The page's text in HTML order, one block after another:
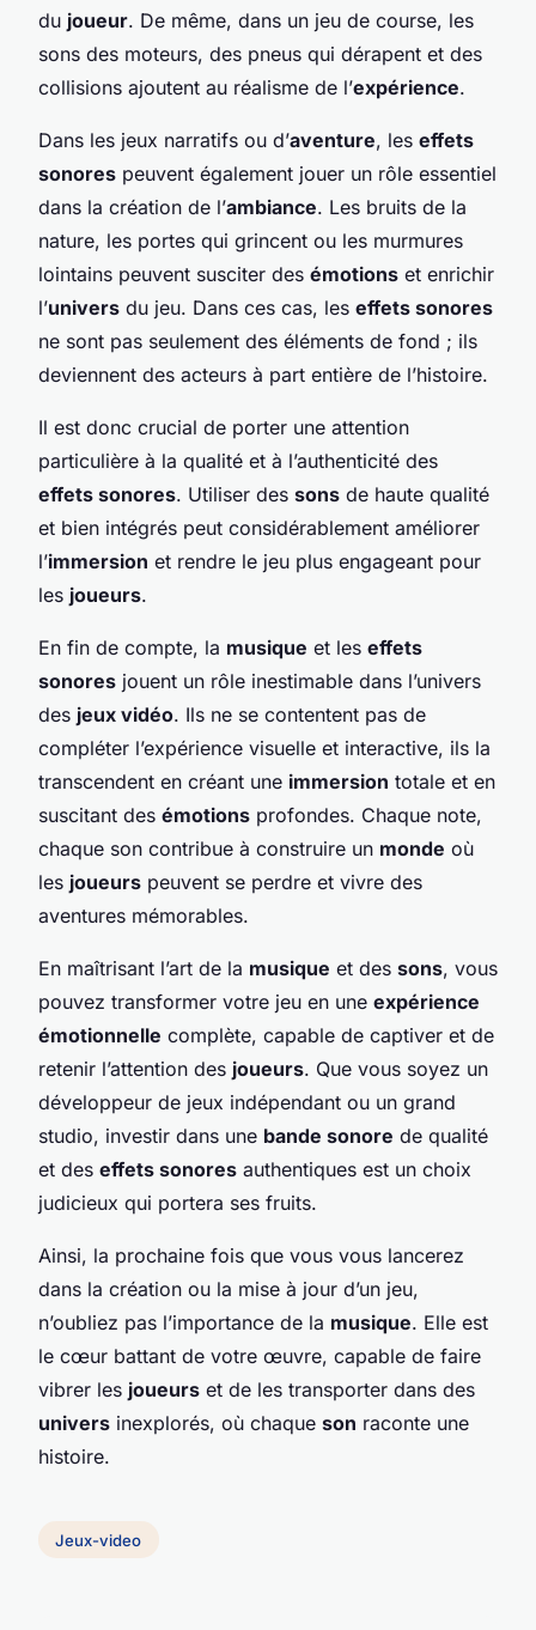
du joueur. De même, dans un jeu de course, les
sons des moteurs, des pneus qui dérapent et des
collisions ajoutent au réalisme de l’expérience.
Dans les jeux narratifs ou d’aventure, les effets
sonores peuvent également jouer un rôle essentiel
dans la création de l’ambiance. Les bruits de la
nature, les portes qui grincent ou les murmures
lointains peuvent susciter des émotions et enrichir
l’univers du jeu. Dans ces cas, les effets sonores
ne sont pas seulement des éléments de fond ; ils
deviennent des acteurs à part entière de l’histoire.
Il est donc crucial de porter une attention
particulière à la qualité et à l’authenticité des
effets sonores. Utiliser des sons de haute qualité
et bien intégrés peut considérablement améliorer
l’immersion et rendre le jeu plus engageant pour
les joueurs.
En fin de compte, la musique et les effets
sonores jouent un rôle inestimable dans l’univers
des jeux vidéo. Ils ne se contentent pas de
compléter l’expérience visuelle et interactive, ils la
transcendent en créant une immersion totale et en
suscitant des émotions profondes. Chaque note,
chaque son contribue à construire un monde où
les joueurs peuvent se perdre et vivre des
aventures mémorables.
En maîtrisant l’art de la musique et des sons, vous
pouvez transformer votre jeu en une expérience
émotionnelle complète, capable de captiver et de
retenir l’attention des joueurs. Que vous soyez un
développeur de jeux indépendant ou un grand
studio, investir dans une bande sonore de qualité
et des effets sonores authentiques est un choix
judicieux qui portera ses fruits.
Ainsi, la prochaine fois que vous vous lancerez
dans la création ou la mise à jour d’un jeu,
n’oubliez pas l’importance de la musique. Elle est
le cœur battant de votre œuvre, capable de faire
vibrer les joueurs et de les transporter dans des
univers inexplorés, où chaque son raconte une
histoire.
Jeux-video